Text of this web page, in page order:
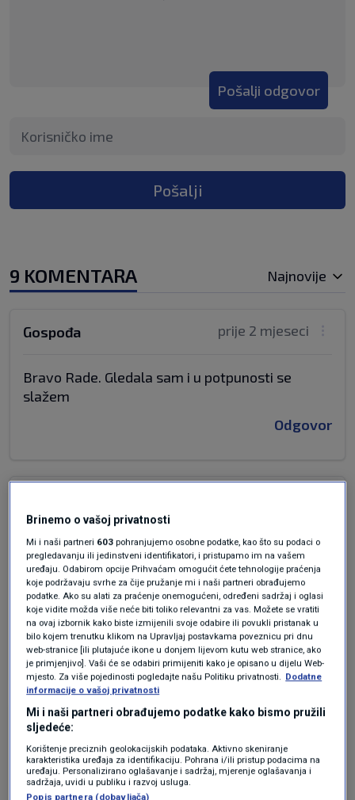
Pošalji odgovor
Pošalji
9 KOMENTARA Najnovije
prije 2 mjeseci
Gospođa
Bravo Rade. Gledala sam i u potpunosti se
slažem
Odgovor
Legenda.Glumac. Čovjek.
Zašto je trebao biti ovdje, ovdje ni sad ne treba
biti, u kakvo stanje su nas doveli, a ako ne
mislite da su različitosti bogatstvo, nemam šta
više reći, niti čitati šta neko piše. Adio
Odgovor
prije 2 mjeseci
MPT
Eto, obožavam Krležu i Marinkovića, i u
adaptacijama, taj Rade je bio ok.. i tak, kao
Brinemo o vašoj privatnosti
Mi i naši partneri 603 pohranjujemo osobne podatke, kao što su podaci o
pregledavanju ili jedinstveni identifikatori, i pristupamo im na vašem
uređaju. Odabirom opcije Prihvaćam omogućit ćete tehnologije praćenja
koje podržavaju svrhe za čije pružanje mi i naši partneri obrađujemo
podatke. Ako su alati za praćenje onemogućeni, određeni sadržaj i oglasi
koje vidite možda više neće biti toliko relevantni za vas. Možete se vratiti
na ovaj izbornik kako biste izmijenili svoje odabire ili povukli pristanak u
bilo kojem trenutku klikom na Upravljaj postavkama poveznicu pri dnu
web-stranice [ili plutajuće ikone u donjem lijevom kutu web stranice, ako
je primjenjivo]. Vaši će se odabiri primijeniti kako je opisano u dijelu Web-
mjesto. Za više pojedinosti pogledajte našu Politiku privatnosti. Dodatne
informacije o vašoj privatnosti
Mi i naši partneri obrađujemo podatke kako bismo pružili
sljedeće:
Korištenje preciznih geolokacijskih podataka. Aktivno skeniranje
karakteristika uređaja za identifikaciju. Pohrana i/ili pristup podacima na
uređaju. Personalizirano oglašavanje i sadržaj, mjerenje oglašavanja i
sadržaja, uvidi u publiku i razvoj usluga.
Popis partnera (dobavljača)